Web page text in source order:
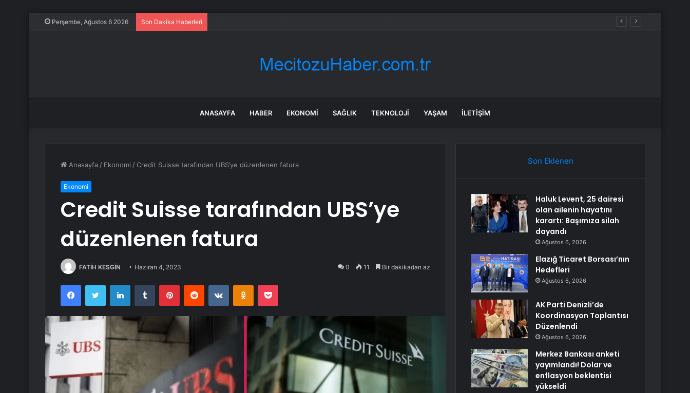
Perşembe, Ağustos 6 2026 Son Dakika Haberleri
ANASAYFA HABER EKONOMI SAĞLIK TEKNOLOJI YAŞAM İLETIŞIM
Anasayfa / Ekonomi / Credit Suisse tarafından UBS’ye düzenlenen fatura
Ekonomi
Credit Suisse tarafından UBS’ye
düzenlenen fatura
FATİH KESGİN Haziran 4, 2023 0 11 Bir dakikadan az
FacebookTwitter LinkedInTumblr PinterestReddit VKontakteOdnoklassniki
Pocket
Son Eklenen
Haluk Levent, 25 dairesi
olan ailenin hayatını
karartı: Başımıza silah
dayandı
Ağustos 6, 2026
Elazığ Ticaret Borsası’nın
Hedefleri
Ağustos 6, 2026
AK Parti Denizli’de
Koordinasyon Toplantısı
Düzenlendi
Ağustos 6, 2026
Merkez Bankası anketi
yayımlandı! Dolar ve
enflasyon beklentisi
yükseldi